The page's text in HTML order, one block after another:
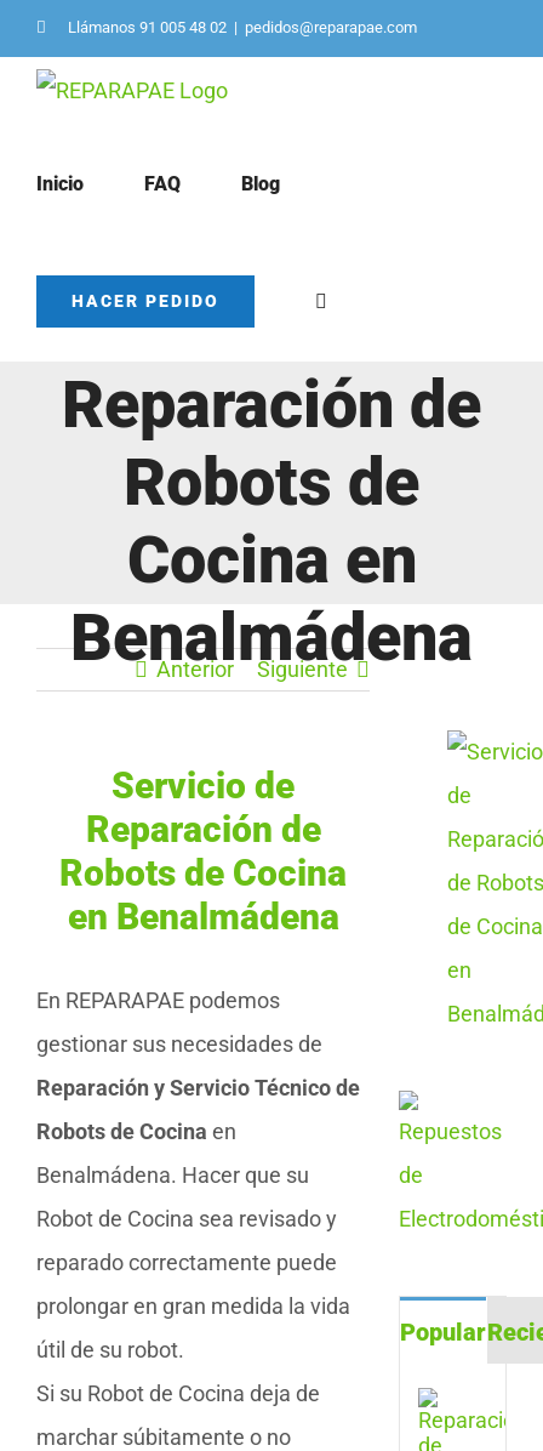
Saltar
al
Llámanos 91 005 48 02 | pedidos@reparapae.com
Inicio FAQ Blog
HACER PEDIDO
Servicio de
Reparación de
Robots de
Cocina en
Benalmádena
Anterior Siguiente
Servicio de
Reparación de
Robots de Cocina
en Benalmádena
En REPARAPAE podemos
gestionar sus necesidades de
Reparación y Servicio Técnico de
Robots de Cocina en
Benalmádena. Hacer que su
Robot de Cocina sea revisado y
reparado correctamente puede
prolongar en gran medida la vida
útil de su robot.
Si su Robot de Cocina deja de
marchar súbitamente o no
Popular
de